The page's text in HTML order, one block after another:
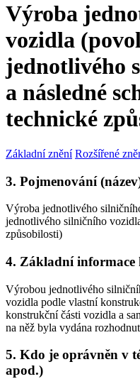
Výroba
vozidla
jednotlivého
a následné
technické
Základní znění Rozšířené
3. Pojmenování
Výroba jednotlivého
jednotlivého silničního
způsobilosti)
4. Základní informace
Výrobou jednotlivého
vozidla podle vlastní
konstrukční části vozidla a
na něž byla vydána
5. Kdo je oprávněn v
apod.)